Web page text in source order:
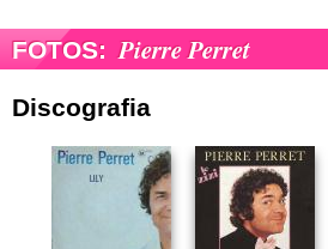
FOTOS: Pierre Perret
Discografia